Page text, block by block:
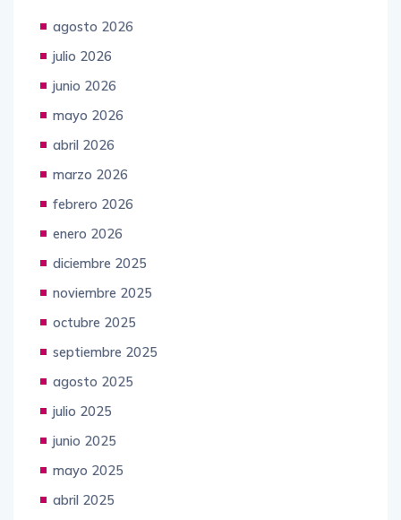
agosto 2026
julio 2026
junio 2026
mayo 2026
abril 2026
marzo 2026
febrero 2026
enero 2026
diciembre 2025
noviembre 2025
octubre 2025
septiembre 2025
agosto 2025
julio 2025
junio 2025
mayo 2025
abril 2025